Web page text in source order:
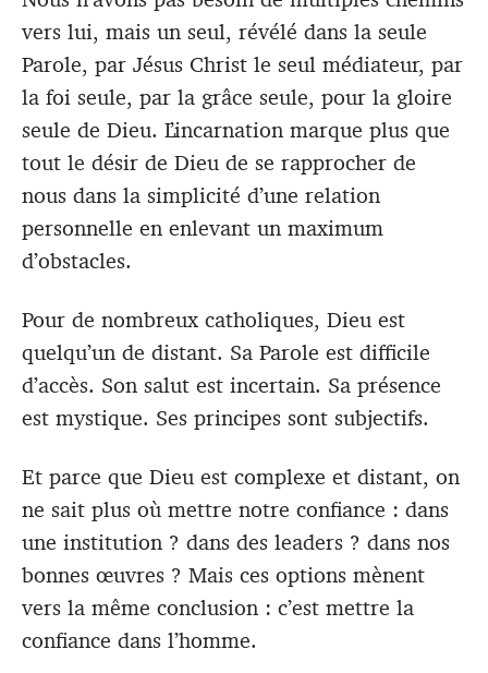
vers lui, mais un seul, révélé dans la seule
Parole, par Jésus Christ le seul médiateur, par
la foi seule, par la grâce seule, pour la gloire
seule de Dieu. L’incarnation marque plus que
tout le désir de Dieu de se rapprocher de
nous dans la simplicité d’une relation
personnelle en enlevant un maximum
d’obstacles.
Pour de nombreux catholiques, Dieu est
quelqu’un de distant. Sa Parole est difficile
d’accès. Son salut est incertain. Sa présence
est mystique. Ses principes sont subjectifs.
Et parce que Dieu est complexe et distant, on
ne sait plus où mettre notre confiance : dans
une institution ? dans des leaders ? dans nos
bonnes œuvres ? Mais ces options mènent
vers la même conclusion : c’est mettre la
confiance dans l’homme.